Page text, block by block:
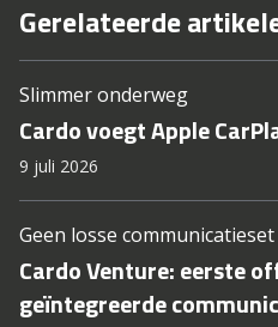
Gerelateerde
Slimmer onderweg
Cardo voegt Apple
9 juli 2026
Geen losse
Cardo Venture: eerste
geïntegreerde